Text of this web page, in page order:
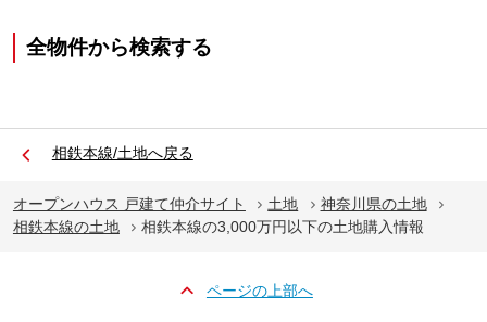
全物件から検索する
相鉄本線/土地へ戻る
オープンハウス 戸建て仲介サイト 土地
神奈川県の土地
相鉄本線の土地
相鉄本線の3,000万円以下の土地購入情報
ページの上部へ